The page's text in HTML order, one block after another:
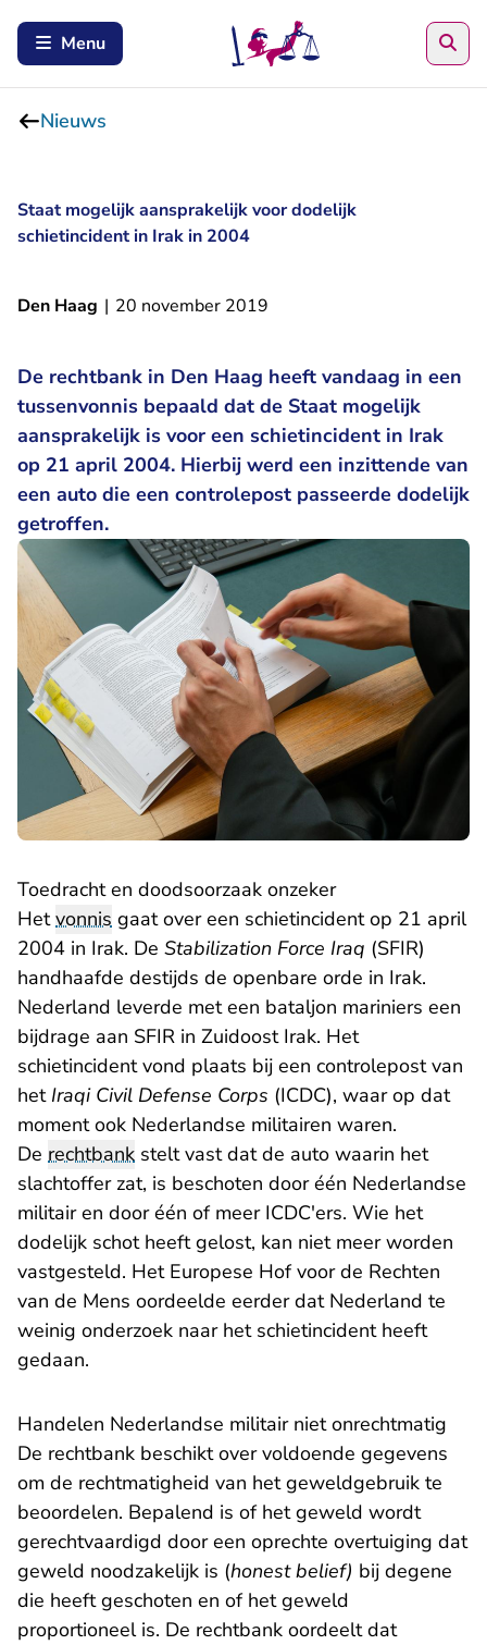
Menu
Nieuws
Staat mogelijk aansprakelijk voor dodelijk
schietincident in Irak in 2004
Den Haag | 20 november 2019
De rechtbank in Den Haag heeft vandaag in een
tussenvonnis bepaald dat de Staat mogelijk
aansprakelijk is voor een schietincident in Irak
op 21 april 2004. Hierbij werd een inzittende van
een auto die een controlepost passeerde dodelijk
getroffen.
Toedracht en doodsoorzaak onzeker
Hetvonnis gaat over een schietincident op 21 april
2004 in Irak. De Stabilization Force Iraq (SFIR)
handhaafde destijds de openbare orde in Irak.
Nederland leverde met een bataljon mariniers een
bijdrage aan SFIR in Zuidoost Irak. Het
schietincident vond plaats bij een controlepost van
het Iraqi Civil Defense Corps (ICDC), waar op dat
moment ook Nederlandse militairen waren.
De rechtbank stelt vast dat de auto waarin het
slachtoffer zat, is beschoten door één Nederlandse
militair en door één of meer ICDC'ers. Wie het
dodelijk schot heeft gelost, kan niet meer worden
vastgesteld. Het Europese Hof voor de Rechten
van de Mens oordeelde eerder dat Nederland te
weinig onderzoek naar het schietincident heeft
gedaan.
Handelen Nederlandse militair niet onrechtmatig
De rechtbank beschikt over voldoende gegevens
om de rechtmatigheid van het geweldgebruik te
beoordelen. Bepalend is of het geweld wordt
gerechtvaardigd door een oprechte overtuiging dat
geweld noodzakelijk is (honest belief) bij degene
die heeft geschoten en of het geweld
proportioneel is. De rechtbank oordeelt dat